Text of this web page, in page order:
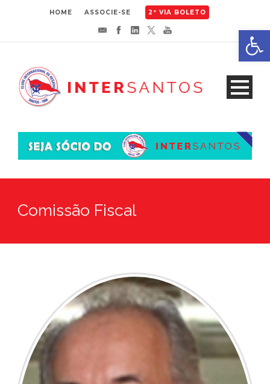
HOME ASSOCIE-SE 2ª VIA BOLETO
Comissão Fiscal
Abrir